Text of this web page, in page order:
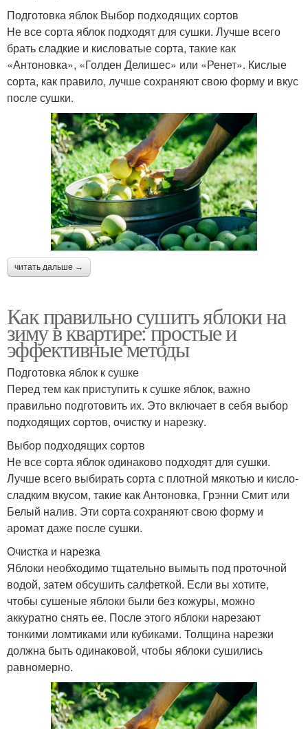
Подготовка яблок Выбор подходящих сортов
Не все сорта яблок подходят для сушки. Лучше всего
брать сладкие и кисловатые сорта, такие как
«Антоновка», «Голден Делишес» или «Ренет». Кислые
сорта, как правило, лучше сохраняют свою форму и вкус
после сушки.
читать дальше →
Как правильно сушить яблоки на
зиму в квартире: простые и
эффективные методы
Подготовка яблок к сушке
Перед тем как приступить к сушке яблок, важно
правильно подготовить их. Это включает в себя выбор
подходящих сортов, очистку и нарезку.
Выбор подходящих сортов
Не все сорта яблок одинаково подходят для сушки.
Лучше всего выбирать сорта с плотной мякотью и кисло-
сладким вкусом, такие как Антоновка, Грэнни Смит или
Белый налив. Эти сорта сохраняют свою форму и
аромат даже после сушки.
Очистка и нарезка
Яблоки необходимо тщательно вымыть под проточной
водой, затем обсушить салфеткой. Если вы хотите,
чтобы сушеные яблоки были без кожуры, можно
аккуратно снять ее. После этого яблоки нарезают
тонкими ломтиками или кубиками. Толщина нарезки
должна быть одинаковой, чтобы яблоки сушились
равномерно.